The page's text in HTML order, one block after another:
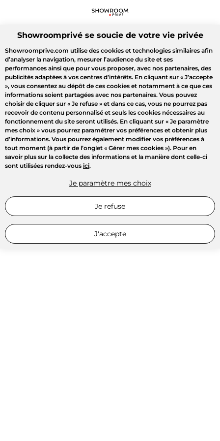
Showroomprivé se soucie de votre vie privée
Showroomprive.com utilise des cookies et technologies similaires afin
d’analyser la navigation, mesurer l’audience du site et ses
performances ainsi que pour vous proposer, avec nos partenaires, des
publicités adaptées à vos centres d’intérêts. En cliquant sur « J’accepte
», vous consentez au dépôt de ces cookies et notamment à ce que ces
informations soient partagées avec nos partenaires. Vous pouvez
choisir de cliquer sur « Je refuse » et dans ce cas, vous ne pourrez pas
recevoir de contenu personnalisé et seuls les cookies nécessaires au
fonctionnement du site seront utilisés. En cliquant sur « Je paramètre
mes choix » vous pourrez paramétrer vos préférences et obtenir plus
d’informations. Vous pourrez également modifier vos préférences à
tout moment (à partir de l’onglet « Gérer mes cookies »). Pour en
savoir plus sur la collecte des informations et la manière dont celle-ci
sont utilisées rendez-vous ici.
Je paramètre mes choix
Je refuse
J'accepte